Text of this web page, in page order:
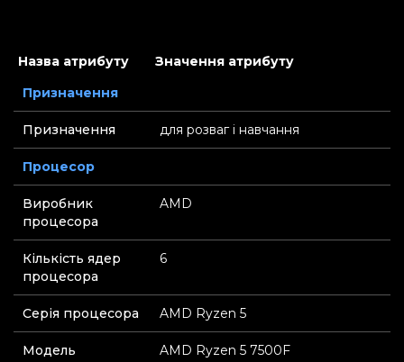
Назва атрибуту
Значення атрибуту
Призначення
Призначення для розваг і навчання
Процесор
Виробник
процесора
AMD
Кількість ядер
процесора
6
Серія процесора AMD Ryzen 5
Модель
AMD Ryzen 5 7500F